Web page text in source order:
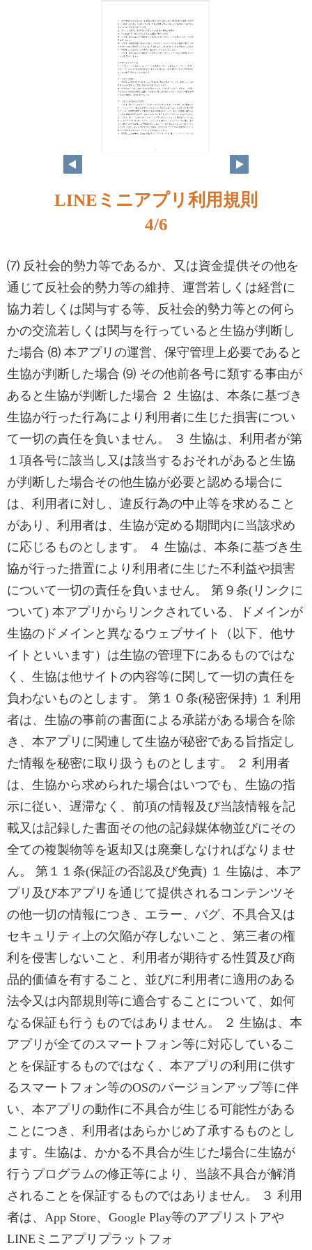
LINEミニアプリ利用規則
4/6
⑺ 反社会的勢力等であるか、又は資金提供その他を
通じて反社会的勢力等の維持、運営若しくは経営に
協力若しくは関与する等、反社会的勢力等との何ら
かの交流若しくは関与を行っていると生協が判断し
た場合 ⑻ 本アプリの運営、保守管理上必要であると
生協が判断した場合 ⑼ その他前各号に類する事由が
あると生協が判断した場合 ２ 生協は、本条に基づき
生協が行った行為により利用者に生じた損害につい
て一切の責任を負いません。 ３ 生協は、利用者が第
１項各号に該当し又は該当するおそれがあると生協
が判断した場合その他生協が必要と認める場合に
は、利用者に対し、違反行為の中止等を求めること
があり、利用者は、生協が定める期間内に当該求め
に応じるものとします。 ４ 生協は、本条に基づき生
協が行った措置により利用者に生じた不利益や損害
について一切の責任を負いません。 第９条(リンクに
ついて) 本アプリからリンクされている、ドメインが
生協のドメインと異なるウェブサイト（以下、他サ
イトといいます）は生協の管理下にあるものではな
く、生協は他サイトの内容等に関して一切の責任を
負わないものとします。 第１０条(秘密保持) １ 利用
者は、生協の事前の書面による承諾がある場合を除
き、本アプリに関連して生協が秘密である旨指定し
た情報を秘密に取り扱うものとします。 ２ 利用者
は、生協から求められた場合はいつでも、生協の指
示に従い、遅滞なく、前項の情報及び当該情報を記
載又は記録した書面その他の記録媒体物並びにその
全ての複製物等を返却又は廃棄しなければなりませ
ん。 第１１条(保証の否認及び免責) １ 生協は、本ア
プリ及び本アプリを通じて提供されるコンテンツそ
の他一切の情報につき、エラー、バグ、不具合又は
セキュリティ上の欠陥が存しないこと、第三者の権
利を侵害しないこと、利用者が期待する性質及び商
品的価値を有すること、並びに利用者に適用のある
法令又は内部規則等に適合することについて、如何
なる保証も行うものではありません。 ２ 生協は、本
アプリが全てのスマートフォン等に対応しているこ
とを保証するものではなく、本アプリの利用に供す
るスマートフォン等のOSのバージョンアップ等に伴
い、本アプリの動作に不具合が生じる可能性がある
ことにつき、利用者はあらかじめ了承するものとし
ます。生協は、かかる不具合が生じた場合に生協が
行うプログラムの修正等により、当該不具合が解消
されることを保証するものではありません。 ３ 利用
者は、App Store、Google Play等のアプリストアや
LINEミニアプリプラットフォ